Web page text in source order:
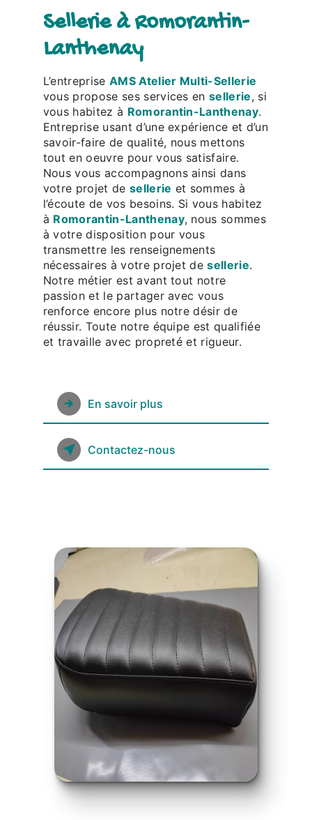
sellerie à Romorantin-
Lanthenay
L’entreprise AMS Atelier Multi-Sellerie
vous propose ses services ensellerie, si
vous habitez à Romorantin-Lanthenay.
Entreprise usant d’une expérience et d’un
savoir-faire de qualité, nous mettons
tout en oeuvre pour vous satisfaire.
Nous vous accompagnons ainsi dans
votre projet de sellerie et sommes à
l’écoute de vos besoins. Si vous habitez
à Romorantin-Lanthenay, nous sommes
à votre disposition pour vous
transmettre les renseignements
nécessaires à votre projet desellerie.
Notre métier est avant tout notre
passion et le partager avec vous
renforce encore plus notre désir de
réussir. Toute notre équipe est qualifiée
et travaille avec propreté et rigueur.
En savoir plus
Contactez-nous